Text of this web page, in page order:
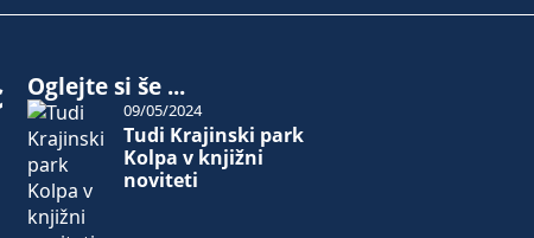
Oglejte si še ...
Tudi Krajinski park
Kolpa v knjižni
noviteti
09/05/2024